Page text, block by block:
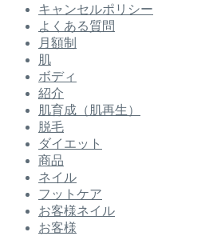
キャンセルポリシー
よくある質問
月額制
肌
ボディ
紹介
肌育成（肌再生）
脱毛
ダイエット
商品
ネイル
フットケア
お客様ネイル
お客様